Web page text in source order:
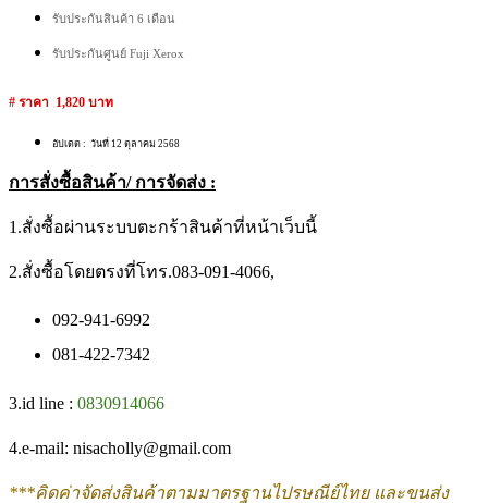
รับประกันสินค้า 6 เดือน
รับประกันศูนย์ Fuji Xerox
# ราคา 1,820 บาท
อัปเดต : วันที่ 12 ตุลาคม 2568
การสั่งซื้อสินค้า/ การจัดส่ง :
1.สั่งซื้อผ่านระบบตะกร้าสินค้าที่หน้าเว็บนี้
2.สั่งซื้อโดยตรงที่โทร.083-091-4066,
092-941-6992
081-422-7342
3.id line : 0830914066
4.e-mail: nisacholly@gmail.com
***คิดค่าจัดส่งสินค้าตามมาตรฐานไปรษณีย์ไทย และขนส่ง